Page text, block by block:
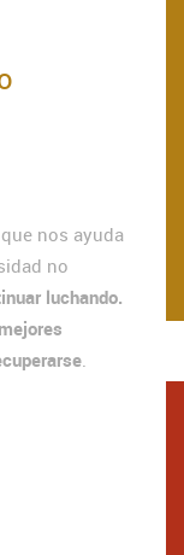
nos ayuda
no
luchando.